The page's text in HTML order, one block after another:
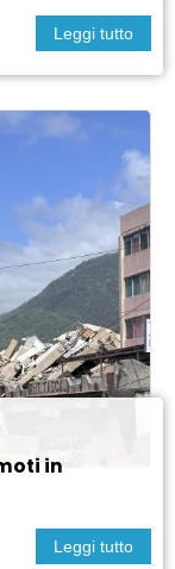
Leggi tutto
in
Leggi tutto